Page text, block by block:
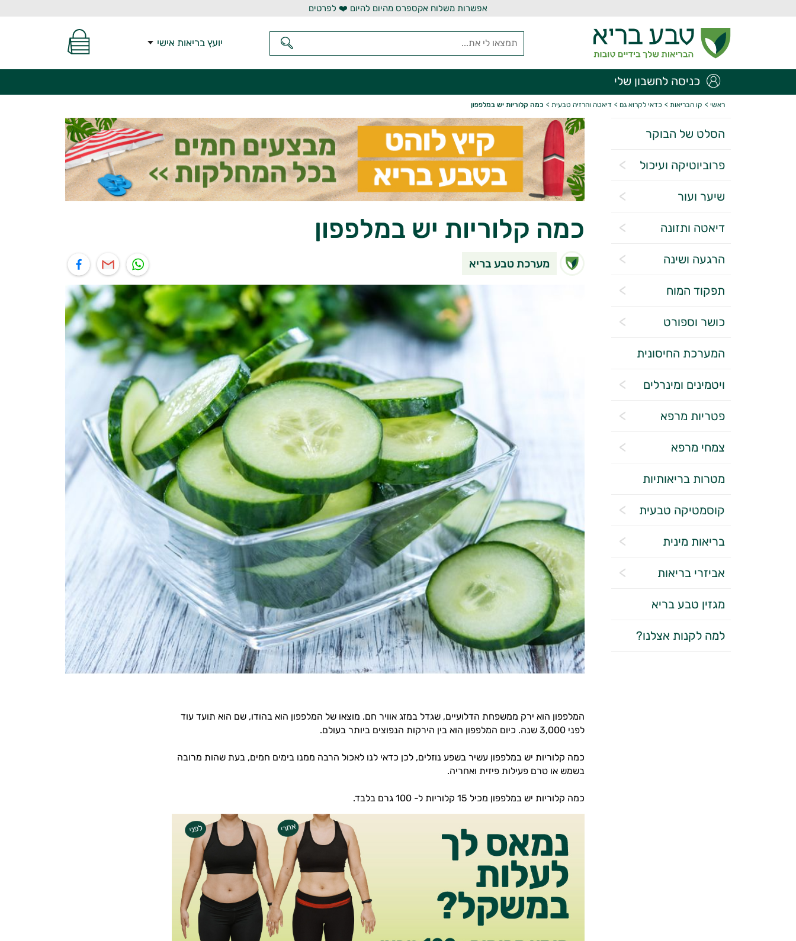
אפשרות משלוח אקספרס מהיום להיום ❤️ לפרטים
יועץ בריאות אישי
כניסה לחשבון שלי
ראשי > קו הבריאות > כדאי לקרוא גם > דיאטה והרזיה טבעית > כמה קלוריות יש במלפפון
הסלט של הבוקר
פרוביוטיקה ועיכול
שיער ועור
דיאטה ותזונה
הרגעה ושינה
תפקוד המוח
כושר וספורט
המערכת החיסונית
ויטמינים ומינרלים
פטריות מרפא
צמחי מרפא
מטרות בריאותיות
קוסמטיקה טבעית
בריאות מינית
אביזרי בריאות
מגזין טבע בריא
למה לקנות אצלנו?
כמה קלוריות יש במלפפון
מערכת טבע בריא
המלפפון הוא ירק ממשפחת הדלועיים, שגדל במזג אוויר חם. מוצאו של המלפפון הוא בהודו, שם הוא תועד עוד
לפני 3,000 שנה. כיום המלפפון הוא בין הירקות הנפוצים ביותר בעולם.
כמה קלוריות יש במלפפון עשיר בשפע נוזלים, לכן כדאי לנו לאכול הרבה ממנו בימים חמים, בעת שהות מרובה
בשמש או טרם פעילות פיזית ואחריה.
כמה קלוריות יש במלפפון מכיל 15 קלוריות ל- 100 גרם בלבד.